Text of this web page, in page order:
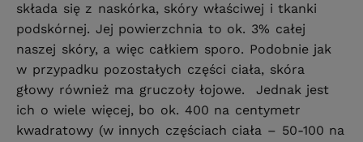
składa się z naskórka, skóry właściwej i tkanki
podskórnej. Jej powierzchnia to ok. 3% całej
naszej skóry, a więc całkiem sporo. Podobnie jak
w przypadku pozostałych części ciała, skóra
głowy również ma gruczoły łojowe. Jednak jest
ich o wiele więcej, bo ok. 400 na centymetr
kwadratowy (w innych częściach ciała – 50-100 na